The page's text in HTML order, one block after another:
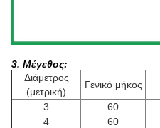
3. Μέγεθος:
Διάμετρος
(μετρική)
Γενικό μήκος
3
60
4
60